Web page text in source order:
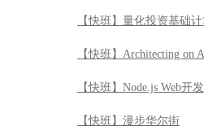
【快班】量化投资基础
【快班】Architecting on
【快班】Node.js Web开
【快班】漫步华尔街